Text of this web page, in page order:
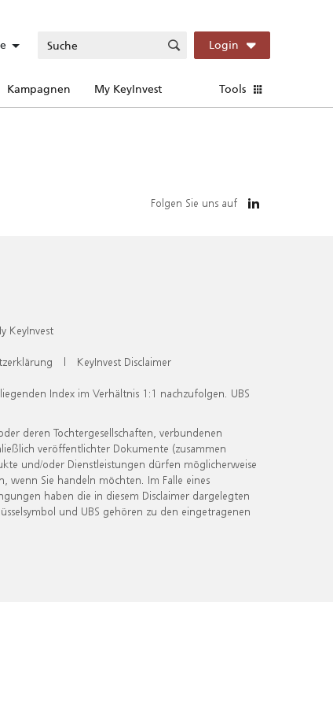
Login
Kampagnen My KeyInvest Tools
Folgen Sie uns auf
KeyInvest
| KeyInvest Disclaimer
Index im Verhältnis 1:1 nachzufolgen. UBS
deren Tochtergesellschaften, verbundenen
veröffentlichter Dokumente (zusammen
und/oder Dienstleistungen dürfen möglicherweise
Sie handeln möchten. Im Falle eines
haben die in diesem Disclaimer dargelegten
und UBS gehören zu den eingetragenen